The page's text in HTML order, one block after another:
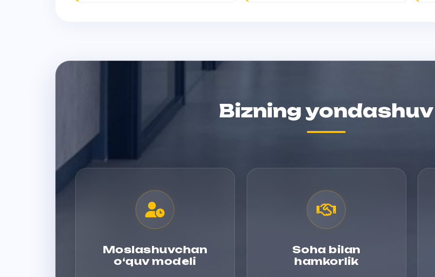
Bizning yondashuv
Moslashuvchan
o‘quv modeli
Soha bilan
hamkorlik